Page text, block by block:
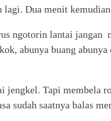
lagi. Dua menit
ngotorin lantai jangan
abunya buang
jengkel. Tapi membela
sudah saatnya balas